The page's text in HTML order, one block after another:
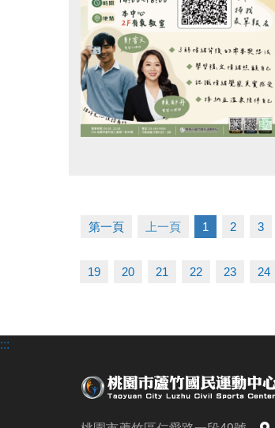
第一頁 上一頁 1 2 3
19 20 21 22 23 24
:::